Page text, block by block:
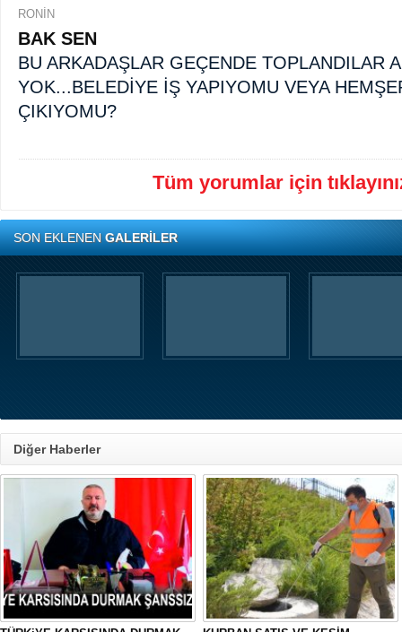
RONİN
BAK SEN
BU ARKADAŞLAR GEÇENDE TOPLANDILAR
YOK...BELEDİYE İŞ YAPIYOMU VEYA
ÇIKIYOMU?
Tüm yorumlar için
SON EKLENENGALERİLER
Diğer Haberler